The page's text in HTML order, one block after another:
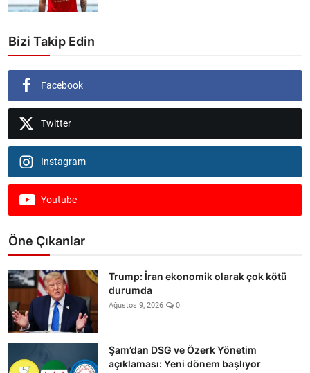
Bizi Takip Edin
Facebook
Twitter
Instagram
Youtube
Öne Çıkanlar
Trump: İran ekonomik olarak çok kötü
durumda
Ağustos 9, 2026 0
Şam’dan DSG ve Özerk Yönetim
açıklaması: Yeni dönem başlıyor